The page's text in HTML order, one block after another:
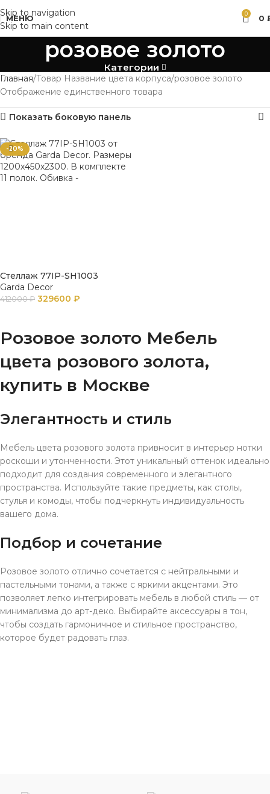
Skip to navigation
Skip to main content
МЕНЮ 0 0
розовое золото
Категории
Главная Товар Название цвета корпуса розовое золото
Отображение единственного товара
Показать боковую панель
-20%
Стеллаж 77IP-SH1003
Garda Decor
412000₽ 329600 ₽
Розовое золото Мебель
цвета розового золота,
купить в Москве
Элегантность и стиль
Мебель цвета розового золота привносит в интерьер нотки
роскоши и утонченности. Этот уникальный оттенок идеально
подходит для создания современного и элегантного
пространства. Используйте такие предметы, как столы,
стулья и комоды, чтобы подчеркнуть индивидуальность
вашего дома.
Подбор и сочетание
Розовое золото отлично сочетается с нейтральными и
пастельными тонами, а также с яркими акцентами. Это
позволяет легко интегрировать мебель в любой стиль — от
минимализма до арт-деко. Выбирайте аксессуары в тон,
чтобы создать гармоничное и стильное пространство,
которое будет радовать глаз.